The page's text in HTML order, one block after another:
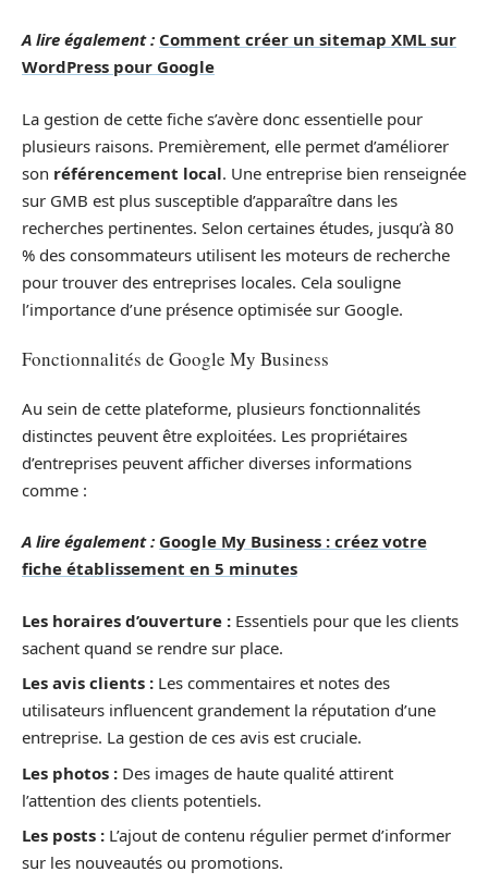
A lire également : Comment créer un sitemap XML sur
WordPress pour Google
La gestion de cette fiche s’avère donc essentielle pour
plusieurs raisons. Premièrement, elle permet d’améliorer
son référencement local. Une entreprise bien renseignée
sur GMB est plus susceptible d’apparaître dans les
recherches pertinentes. Selon certaines études, jusqu’à 80
% des consommateurs utilisent les moteurs de recherche
pour trouver des entreprises locales. Cela souligne
l’importance d’une présence optimisée sur Google.
Fonctionnalités de Google My Business
Au sein de cette plateforme, plusieurs fonctionnalités
distinctes peuvent être exploitées. Les propriétaires
d’entreprises peuvent afficher diverses informations
comme :
A lire également : Google My Business : créez votre
fiche établissement en 5 minutes
Les horaires d’ouverture : Essentiels pour que les clients
sachent quand se rendre sur place.
Les avis clients : Les commentaires et notes des
utilisateurs influencent grandement la réputation d’une
entreprise. La gestion de ces avis est cruciale.
Les photos : Des images de haute qualité attirent
l’attention des clients potentiels.
Les posts : L’ajout de contenu régulier permet d’informer
sur les nouveautés ou promotions.